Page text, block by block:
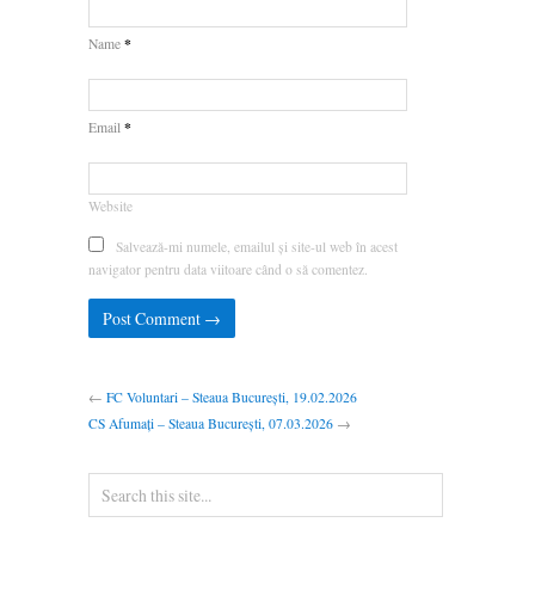
Name *
Email *
Website
Salvează-mi numele, emailul și site-ul web în acest
navigator pentru data viitoare când o să comentez.
← FC Voluntari – Steaua București, 19.02.2026
CS Afumați – Steaua București, 07.03.2026 →